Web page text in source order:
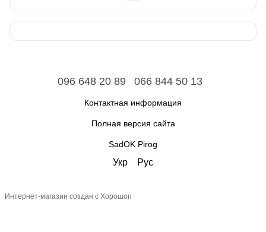
096 648 20 89 066 844 50 13
Контактная информация
Полная версия сайта
SadOK Pirog
Укр Рус
Интернет-магазин создан с Хорошоп